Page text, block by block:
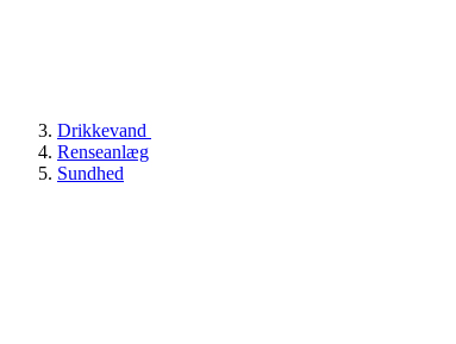
Drikkevand
Renseanlæg
Sundhed